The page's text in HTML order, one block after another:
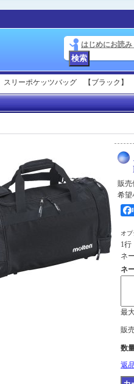
はじめにお読
スリーポケッツバッグ 【ブラック】
販売
希望
オ
1行
ネ
ネ
最
販
数
返